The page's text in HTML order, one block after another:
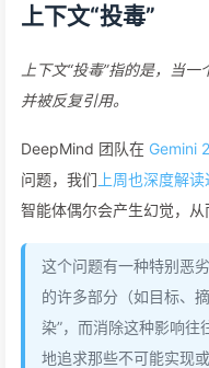
上下文“投毒”
上下文“投毒”指的是，当
并被反复引用。
DeepMind 团队在 Gemini
问题，我们 上周也深度解读
智能体偶尔会产生幻觉，从
这个问题有一种特别恶
的许多部分（如目标、
染”，而消除这种影响往
地追求那些不可能实现